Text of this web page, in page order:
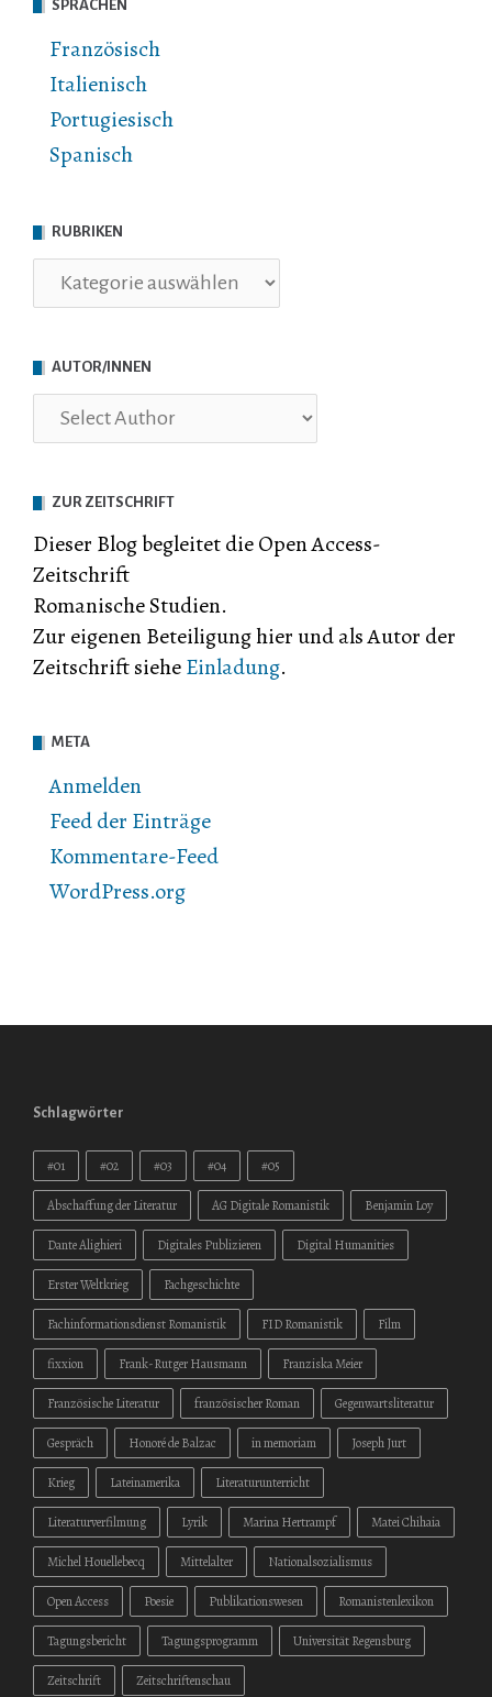
SPRACHEN
Französisch
Italienisch
Portugiesisch
Spanisch
RUBRIKEN
Rubriken
AUTOR/INNEN
ZUR ZEITSCHRIFT
Dieser Blog begleitet die Open Access-
Zeitschrift
Romanische Studien.
Zur eigenen Beteiligung hier und als Autor der
Zeitschrift sieheEinladung.
META
Anmelden
Feed der Einträge
Kommentare-Feed
WordPress.org
Schlagwörter
#01 #02 #03 #04 #05
Abschaffung der Literatur AG Digitale Romanistik Benjamin Loy
Dante Alighieri Digitales Publizieren Digital Humanities
Erster Weltkrieg Fachgeschichte
Fachinformationsdienst Romanistik FID Romanistik Film
fixxion Frank-Rutger Hausmann Franziska Meier
Französische Literatur französischer Roman Gegenwartsliteratur
Gespräch Honoré de Balzac in memoriam Joseph Jurt
Krieg Lateinamerika Literaturunterricht
Literaturverfilmung Lyrik Marina Hertrampf Matei Chihaia
Michel Houellebecq Mittelalter Nationalsozialismus
Open Access Poesie Publikationswesen Romanistenlexikon
Tagungsbericht Tagungsprogramm Universität Regensburg
Zeitschrift Zeitschriftenschau